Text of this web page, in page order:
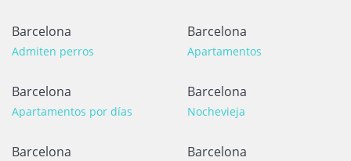
Barcelona
Admiten perros
Barcelona
Apartamentos
Barcelona
Apartamentos por días
Barcelona
Nochevieja
Barcelona Barcelona